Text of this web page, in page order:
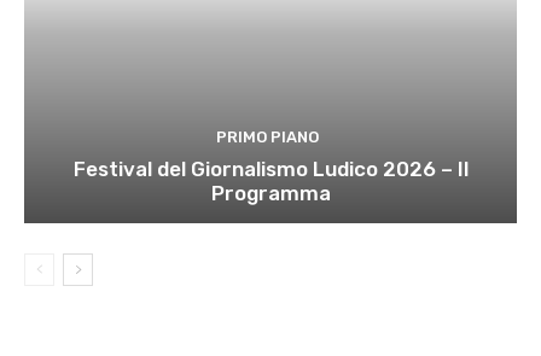
PRIMO PIANO
Festival del Giornalismo Ludico 2026 – Il
Programma